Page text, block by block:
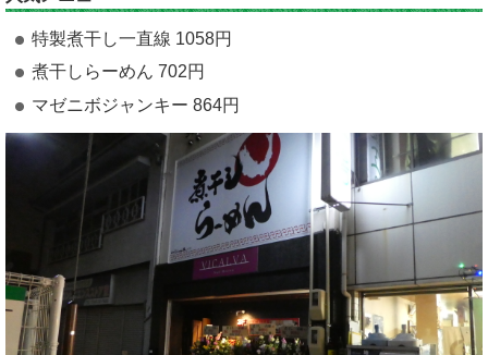
特製煮干し一直線 1058円
煮干しらーめん 702円
マゼニボジャンキー 864円